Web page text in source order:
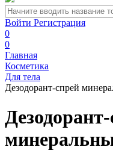
Войти Регистрация
0
0
Главная
Косметика
Для тела
Дезодорант-спрей